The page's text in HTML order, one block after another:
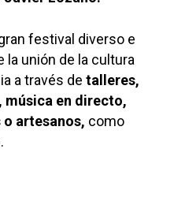
festival diverso e
la unión de la cultura
a través de talleres,
música en directo,
artesanos, como